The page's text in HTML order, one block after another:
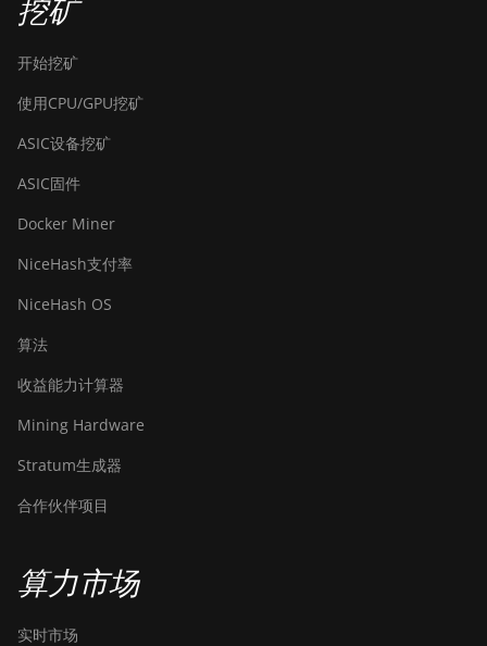
挖矿
开始挖矿
使用CPU/GPU挖矿
ASIC设备挖矿
ASIC固件
Docker Miner
NiceHash支付率
NiceHash OS
算法
收益能力计算器
Mining Hardware
Stratum生成器
合作伙伴项目
算力市场
实时市场